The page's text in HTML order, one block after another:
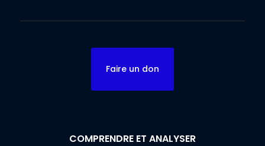
Faire un don
COMPRENDRE ET ANALYSER